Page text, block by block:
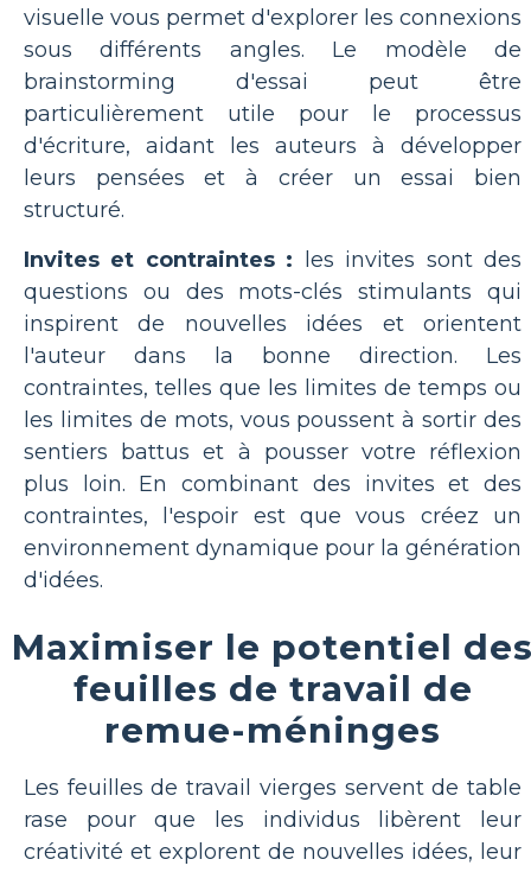
visuelle vous permet d'explorer les connexions
sous différents angles. Le modèle de
brainstorming d'essai peut être
particulièrement utile pour le processus
d'écriture, aidant les auteurs à développer
leurs pensées et à créer un essai bien
structuré.
Invites et contraintes : les invites sont des
questions ou des mots-clés stimulants qui
inspirent de nouvelles idées et orientent
l'auteur dans la bonne direction. Les
contraintes, telles que les limites de temps ou
les limites de mots, vous poussent à sortir des
sentiers battus et à pousser votre réflexion
plus loin. En combinant des invites et des
contraintes, l'espoir est que vous créez un
environnement dynamique pour la génération
d'idées.
Maximiser le potentiel
feuilles de travail de
remue-méninges
Les feuilles de travail vierges servent de table
rase pour que les individus libèrent leur
créativité et explorent de nouvelles idées, leur